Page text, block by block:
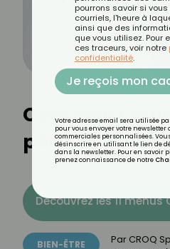
Comment
périnée
Découvrez les 11 menus
BIEN-ÊTRE Par CROQ
pourrons savoir si vous
courriels, l'heure à
ainsi que des
que vous utilisez. Pour
ces traceurs, voir notre
confidentialité.
Je reçois mon
Votre adresse email sera utilisée
pour vous envoyer votre newsletter
commerciales personnalisées.
désinscrire en utilisant le lien de
dans la newsletter. Pour en savoir
prenez connaissance de notre